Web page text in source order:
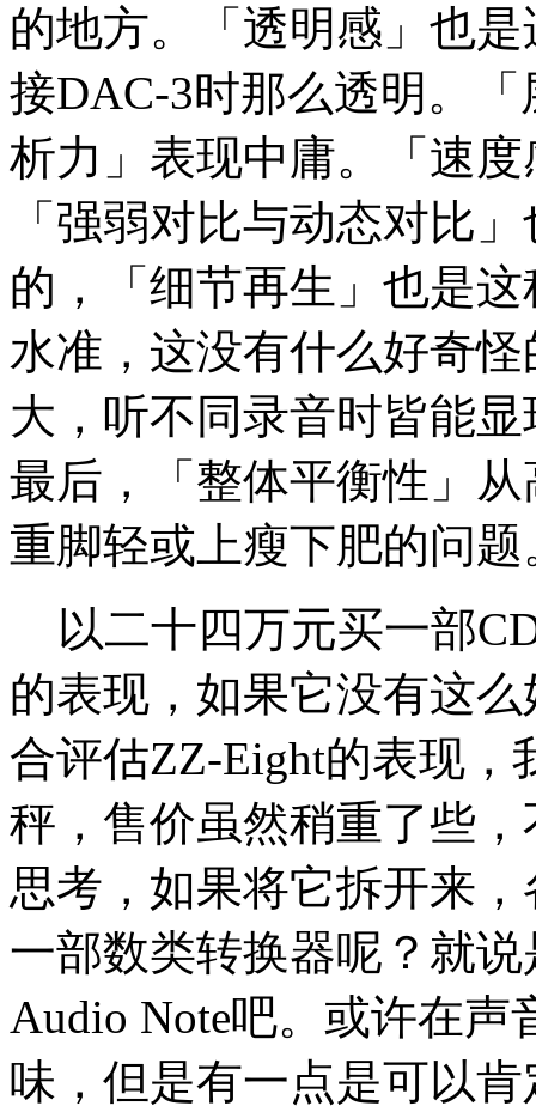
的地方。「透明感」也
接DAC-3时那么透明。
析力」表现中庸。「速
「强弱对比与动态对比
的，「细节再生」也是
水准，这没有什么好奇
大，听不同录音时皆能
最后，「整体平衡性」
重脚轻或上瘦下肥的问题
以二十四万元买一部
的表现，如果它没有这
合评估ZZ-Eight的表现，
秤，售价虽然稍重了些
思考，如果将它拆开来
一部数类转换器呢？就
Audio Note吧。或许在
味，但是有一点是可以